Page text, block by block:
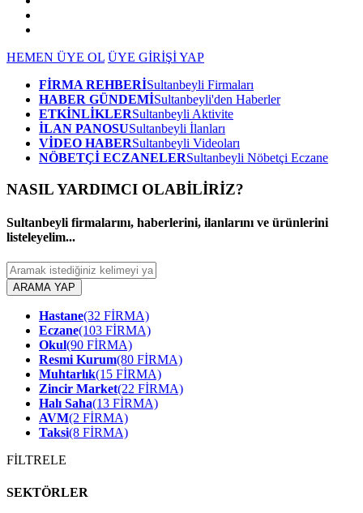
HEMEN ÜYE OL ÜYE GİRİŞİ YAP
FİRMA REHBERİSultanbeyli Firmaları
HABER GÜNDEMİSultanbeyli'den Haberler
ETKİNLİKLERSultanbeyli Aktivite
İLAN PANOSUSultanbeyli İlanları
VİDEO HABERSultanbeyli Videoları
NÖBETÇİ ECZANELERSultanbeyli Nöbetçi Eczane
NASIL YARDIMCI OLABİLİRİZ?
Sultanbeyli firmalarını, haberlerini, ilanlarını ve ürünlerini
listeleyelim...
ARAMA YAP
Hastane(32 FİRMA)
Eczane(103 FİRMA)
Okul(90 FİRMA)
Resmi Kurum(80 FİRMA)
Muhtarlık(15 FİRMA)
Zincir Market(22 FİRMA)
Halı Saha(13 FİRMA)
AVM(2 FİRMA)
Taksi(8 FİRMA)
FİLTRELE
SEKTÖRLER